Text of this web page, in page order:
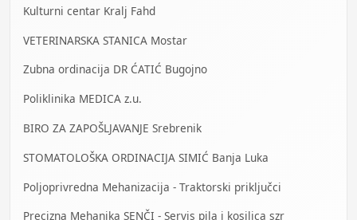
Kulturni centar Kralj Fahd
VETERINARSKA STANICA Mostar
Zubna ordinacija DR ĆATIĆ Bugojno
Poliklinika MEDICA z.u.
BIRO ZA ZAPOŠLJAVANJE Srebrenik
STOMATOLOŠKA ORDINACIJA SIMIĆ Banja Luka
Poljoprivredna Mehanizacija - Traktorski priključci
Precizna Mehanika SENČI - Servis pila i kosilica szr